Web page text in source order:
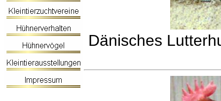
Dänisches